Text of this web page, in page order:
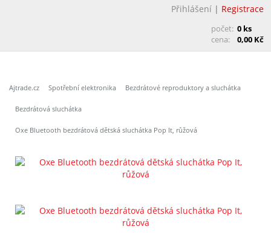
Přihlášení| Registrace
počet: 0 ks
cena:
0,00 Kč
Ajtrade.cz Spotřební elektronika Bezdrátové reproduktory a sluchátka
Bezdrátová sluchátka
Oxe Bluetooth bezdrátová dětská sluchátka Pop It, růžová